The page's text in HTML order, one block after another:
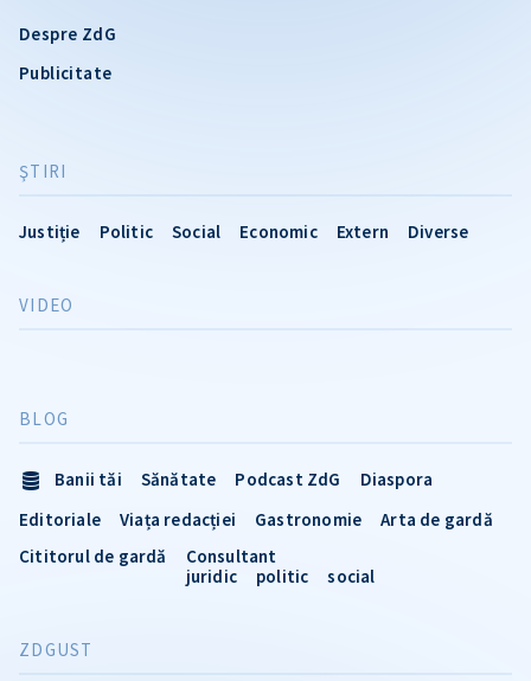
Despre ZdG
Publicitate
ŞTIRI
Justiție Politic Social Economic Extern Diverse
VIDEO
BLOG
Banii tăi Sănătate Podcast ZdG
Diaspora
Editoriale
Viața redacției Gastronomie
Arta de gardă
Cititorul de gardă
Consultant
juridic
politic social
ZDGUST